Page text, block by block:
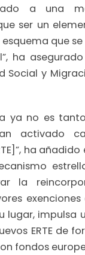
a una
ser un
que se
ha
Social y
ya no es
activado
ha
la
lugar, impulsa
ERTE de
fondos